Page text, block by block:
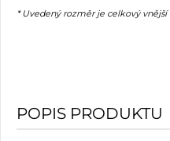
* Uvedený rozměr je celkový
POPIS PRODUKTU